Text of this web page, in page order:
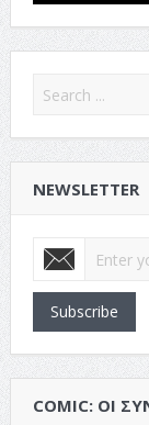
NEWSLETTER
Subscribe
COMIC: ΟΙ